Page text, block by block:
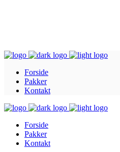
Forside
Pakker
Kontakt
Forside
Pakker
Kontakt